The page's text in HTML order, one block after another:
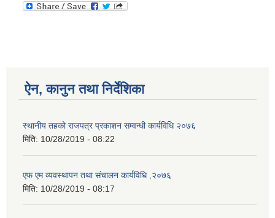
ऐन, कानुन तथा निर्देशिका
स्थानीय तहको राजपत्र प्रकाशन सम्वन्धी कार्यविधि २०७६
मिति: 10/28/2019 - 08:22
एफ एम व्यवस्थापन तथा संचालन कार्यविधि ,२०७६
मिति: 10/28/2019 - 08:17